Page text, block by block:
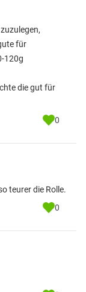
für
120g
die gut für
0
teurer die Rolle.
0